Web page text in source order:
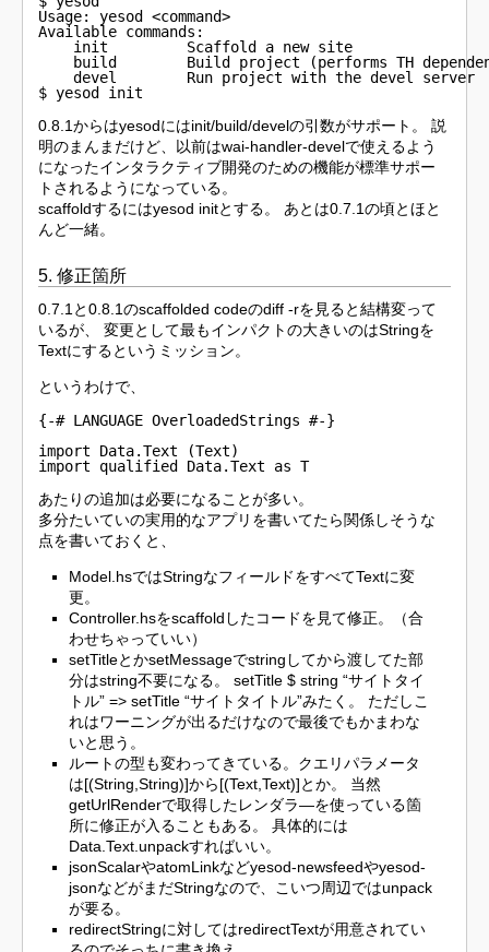
Usage: yesod <command>
Available commands:
    init         Scaffold a new site
build        Build project (performs TH
    devel        Run project with the devel server
$ yesod init
0.8.1からはyesodにはinit/build/develの引数がサポート。 説
明のまんまだけど、以前はwai-handler-develで使えるよう
になったインタラクティブ開発のための機能が標準サポー
トされるようになっている。
scaffoldするにはyesod initとする。 あとは0.7.1の頃とほと
んど一緒。
5. 修正箇所
0.7.1と0.8.1のscaffolded codeのdiff -rを見ると結構変って
いるが、 変更として最もインパクトの大きいのはStringを
Textにするというミッション。
というわけで、
{-# LANGUAGE OverloadedStrings #-}
import Data.Text (Text)
import qualified Data.Text as T
あたりの追加は必要になることが多い。
多分たいていの実用的なアプリを書いてたら関係しそうな
点を書いておくと、
Model.hsではStringなフィールドをすべてTextに変
更。
Controller.hsをscaffoldしたコードを見て修正。（合
わせちゃっていい）
setTitleとかsetMessageでstringしてから渡してた部
分はstring不要になる。 setTitle $ string “サイトタイ
トル” => setTitle “サイトタイトル”みたく。 ただしこ
れはワーニングが出るだけなので最後でもかまわな
いと思う。
ルートの型も変わってきている。クエリパラメータ
は[(String,String)]から[(Text,Text)]とか。 当然
getUrlRenderで取得したレンダラ—を使っている箇
所に修正が入ることもある。 具体的には
Data.Text.unpackすればいい。
jsonScalarやatomLinkなどyesod-newsfeedやyesod-
jsonなどがまだStringなので、こいつ周辺ではunpack
が要る。
redirectStringに対してはredirectTextが用意されてい